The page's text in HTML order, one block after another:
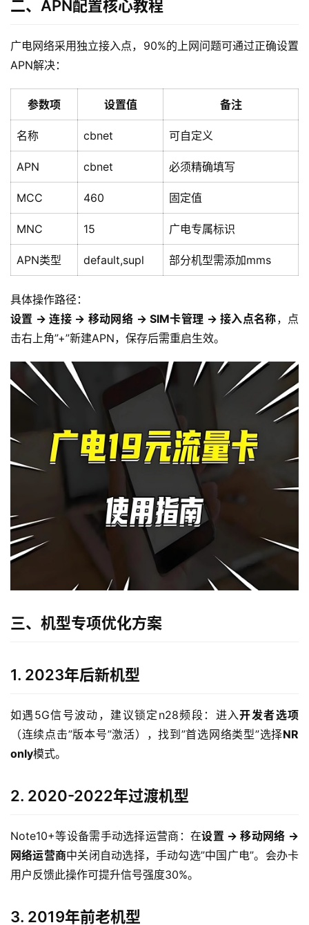
页
量
卡
带
二、APN配置核心教程
广电网络采用独立接入点，90%的上网问题可通过正确设置
APN解决：
参数项 设置值 备注
名称 cbnet 可自定义
APN cbnet 必须精确填写
MCC 460 固定值
MNC 15 广电专属标识
APN类型 default,supl 部分机型需添加mms
具体操作路径：
设置 → 连接 → 移动网络 → SIM卡管理 → 接入点名称，点
击右上角”+”新建APN，保存后需重启生效。
三、机型专项优化方案
1. 2023年后新机型
如遇5G信号波动，建议锁定n28频段：进入开发者选项
（连续点击”版本号”激活），找到”首选网络类型”选择NR
only模式。
2. 2020-2022年过渡机型
Note10+等设备需手动选择运营商：在设置 → 移动网络 →
网络运营商中关闭自动选择，手动勾选”中国广电”。会办卡
用户反馈此操作可提升信号强度30%。
3. 2019年前老机型